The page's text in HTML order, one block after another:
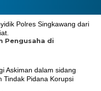
Pengusaha di